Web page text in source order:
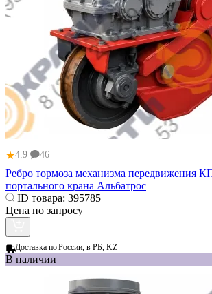
★4.9 46
Ребро тормоза механизма передвижения
портального крана Альбатрос
ID товара: 395785
Цена по запросу
Доставка поРоссии, в РБ, KZ
В наличии